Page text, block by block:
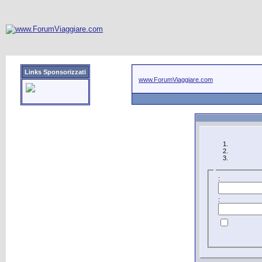
Links Sponsorizzati
www.ForumViaggiare.com
:
: